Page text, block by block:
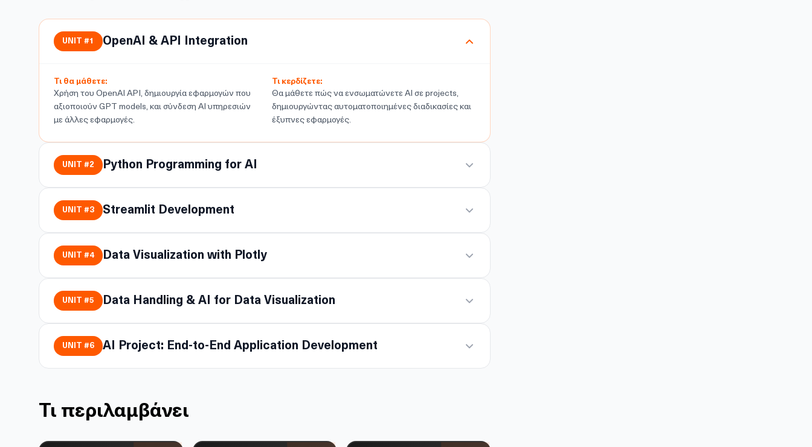
UNIT #1 OpenAI & API Integration
Τι θα μάθετε:
Χρήση του OpenAI API, δημιουργία εφαρμογών που
αξιοποιούν GPT models, και σύνδεση AI υπηρεσιών
με άλλες εφαρμογές.
Τι κερδίζετε:
Θα μάθετε πώς να ενσωματώνετε AI σε projects,
δημιουργώντας αυτοματοποιημένες διαδικασίες και
έξυπνες εφαρμογές.
UNIT #2 Python Programming for AI
UNIT #3 Streamlit Development
UNIT #4 Data Visualization with Plotly
UNIT #5 Data Handling & AI for Data Visualization
UNIT #6 AI Project: End-to-End Application Development
Τι περιλαμβάνει